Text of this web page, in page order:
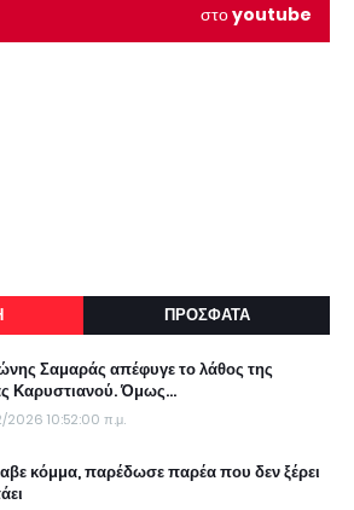
στοyoutube
ΠΡΟΣΦΑΤΑ
Σαμαράς απέφυγε το λάθος της
Καρυστιανού. Όμως...
2026 10:52:00 π.μ.
κόμμα, παρέδωσε παρέα που δεν ξέρει